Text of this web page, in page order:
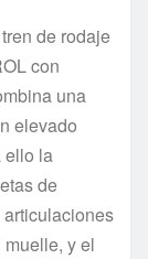
de rodaje
con
una
elevado
ello la
de
y el